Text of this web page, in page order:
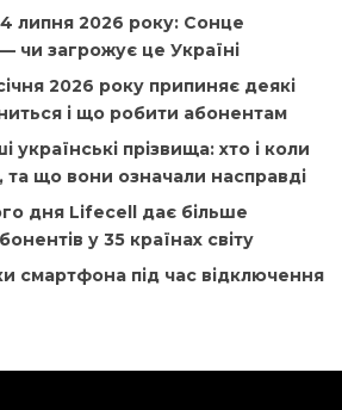
липня 2026 року: Сонце
чи загрожує це Україні
2026 року припиняє деякі
і що робити абонентам
українські прізвища: хто і коли
та що вони означали насправді
дня Lifecell дає більше
у 35 країнах світу
смартфона під час відключення